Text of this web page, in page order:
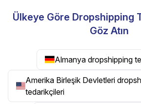
Ülkeye Göre Dropshipping
Göz Atın
Almanya dropshipping
Amerika Birleşik Devletleri
tedarikçileri